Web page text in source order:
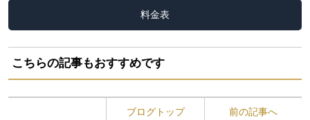
料金表
こちらの記事もおすすめです
ブログトップ 前の記事へ